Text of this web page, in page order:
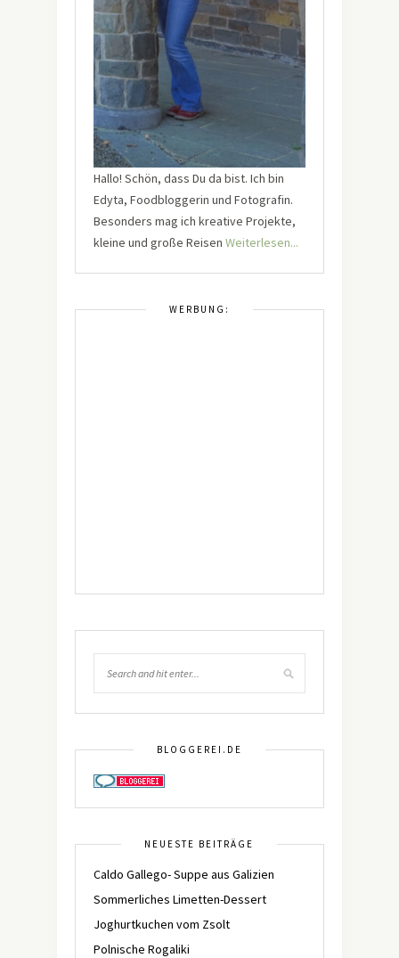
Hallo! Schön, dass Du da bist. Ich bin
Edyta, Foodbloggerin und Fotografin.
Besonders mag ich kreative Projekte,
kleine und große Reisen Weiterlesen...
WERBUNG:
BLOGGEREI.DE
NEUESTE BEITRÄGE
Caldo Gallego- Suppe aus Galizien
Sommerliches Limetten-Dessert
Joghurtkuchen vom Zsolt
Polnische Rogaliki